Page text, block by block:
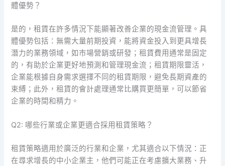
體優勢？
是的，租賃在許多情況下能顯著改善企業的現金流管理。具
體優勢包括：無需大量前期投資，能將資金投入到更具增長
潛力的業務領域，如市場營銷或研發；租賃費用通常是固定
的，有助於企業更好地預測和管理現金流；租賃期限靈活，
企業能根據自身需求選擇不同的租賃期限，避免長期資產的
束縛；此外，租賃的會計處理通常比購買更簡單，可以節省
企業的時間和精力。
Q2: 哪些行業或企業更適合採用租賃策略？
租賃策略適用於廣泛的行業和企業，尤其適合以下情況：正
在尋求增長的中小企業主，他們可能正在考慮擴大業務、升